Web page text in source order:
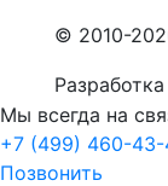
© 2010-
Мы всегда на
+7 (499) 460-43-
Позвонить